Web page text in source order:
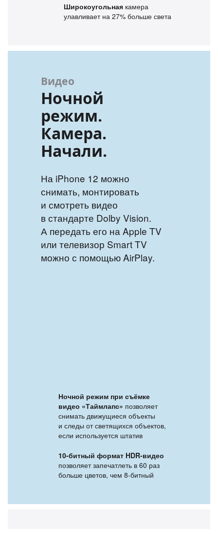
Широкоугольная камера
улавливает на 27% больше света
Видео
Ночной
режим.
Камера.
Начали.
На iPhone 12 можно
снимать, монтировать
и смотреть видео
в стандарте Dolby Vision.
А передать его на Apple TV
или телевизор Smart TV
можно с помощью AirPlay.
Ночной режим при съёмке
видео «Таймлапс» позволяет
снимать движущиеся объекты
и следы от светящихся объектов,
если используется штатив
10‑битный формат HDR‑видео
позволяет запечатлеть в 60 раз
больше цветов, чем 8‑битный